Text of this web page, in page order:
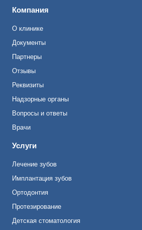
Компания
О клинике
Документы
Партнеры
Отзывы
Реквизиты
Надзорные органы
Вопросы и ответы
Врачи
Услуги
Лечение зубов
Имплантация зубов
Ортодонтия
Протезирование
Детская стоматология